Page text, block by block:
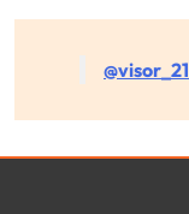
@visor_21